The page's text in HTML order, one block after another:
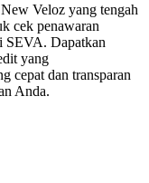
Veloz yang tengah
cek penawaran
SEVA. Dapatkan
yang
cepat dan transparan
Anda.